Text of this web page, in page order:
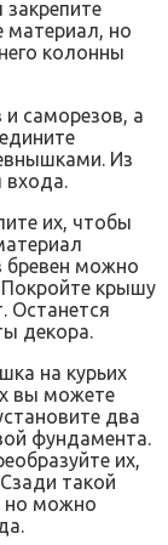
материал, но
колонны
и саморезов, а
Из
входа.
их, чтобы
бревен можно
крышу
Останется
декора.
на курьих
вы можете
два
фундамента.
их,
такой
но можно